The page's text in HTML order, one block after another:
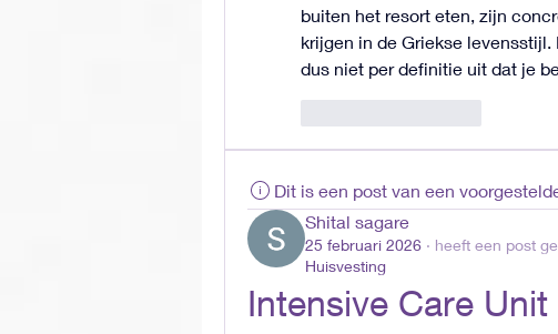
buiten het resort eten, zijn
krijgen in de Griekse
dus niet per definitie uit dat je
Dit is een post van een
Shital sagare
25 februari 2026 · heeft een post
Huisvesting
Intensive Care